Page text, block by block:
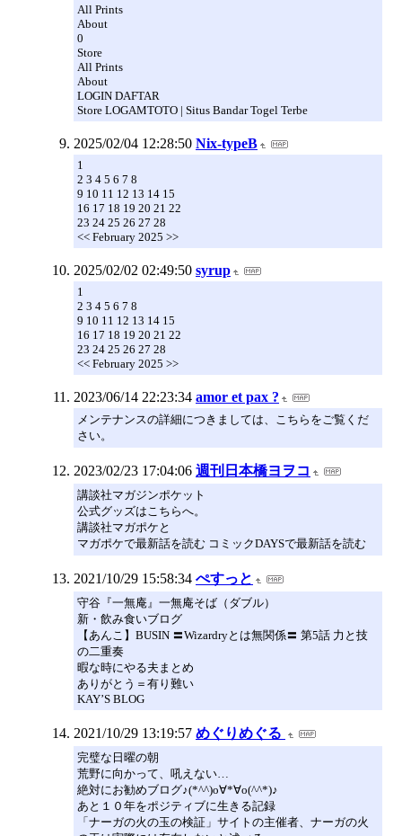
All Prints
About
0
Store
All Prints
About
LOGIN DAFTAR
Store LOGAMTOTO | Situs Bandar Togel Terbe
2025/02/04 12:28:50 Nix-typeB
1
2 3 4 5 6 7 8
9 10 11 12 13 14 15
16 17 18 19 20 21 22
23 24 25 26 27 28
<< February 2025 >>
2025/02/02 02:49:50 syrup
1
2 3 4 5 6 7 8
9 10 11 12 13 14 15
16 17 18 19 20 21 22
23 24 25 26 27 28
<< February 2025 >>
2023/06/14 22:23:34 amor et pax ?
メンテナンスの詳細につきましては、こちらをご覧くだ
さい。
2023/02/23 17:04:06 週刊日本橋ヨヲコ
講談社マガジンポケット
公式グッズはこちらへ。
講談社マガポケと
マガポケで最新話を読む コミックDAYSで最新話を読む
2021/10/29 15:58:34 ぺすっと
守谷『一無庵』一無庵そば（ダブル）
新・飲み食いブログ
【あんこ】BUSIN 〓Wizardryとは無関係〓 第5話 力と技
の二重奏
暇な時にやる夫まとめ
ありがとう＝有り難い
KAY’S BLOG
2021/10/29 13:19:57 めぐりめぐる
完璧な日曜の朝
荒野に向かって、吼えない…
絶対にお勧めブログ♪(*^^)o∀*∀o(^^*)♪
あと１０年をポジティブに生きる記録
「ナーガの火の玉の検証」サイトの主催者、ナーガの火